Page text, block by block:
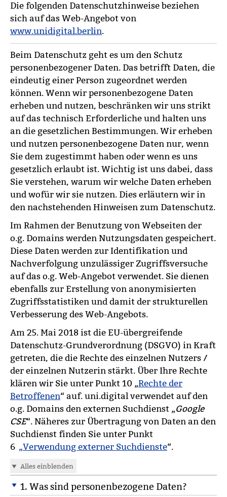
Die folgenden Datenschutzhinweise beziehen
sich auf das Web-Angebot von
www.unidigital.berlin.
Beim Datenschutz geht es um den Schutz
personenbezogener Daten. Das betrifft Daten, die
eindeutig einer Person zugeordnet werden
können. Wenn wir personenbezogene Daten
erheben und nutzen, beschränken wir uns strikt
auf das technisch Erforderliche und halten uns
an die gesetzlichen Bestimmungen. Wir erheben
und nutzen personenbezogene Daten nur, wenn
Sie dem zugestimmt haben oder wenn es uns
gesetzlich erlaubt ist. Wichtig ist uns dabei, dass
Sie verstehen, warum wir welche Daten erheben
und wofür wir sie nutzen. Dies erläutern wir in
den nachstehenden Hinweisen zum Datenschutz.
Im Rahmen der Benutzung von Webseiten der
o.g. Domains werden Nutzungsdaten gespeichert.
Diese Daten werden zur Identifikation und
Nachverfolgung unzulässiger Zugriffsversuche
auf das o.g. Web-Angebot verwendet. Sie dienen
ebenfalls zur Erstellung von anonymisierten
Zugriffsstatistiken und damit der strukturellen
Verbesserung des Web-Angebots.
Am 25. Mai 2018 ist die EU-übergreifende
Datenschutz-Grundverordnung (DSGVO) in Kraft
getreten, die die Rechte des einzelnen Nutzers /
der einzelnen Nutzerin stärkt. Über Ihre Rechte
klären wir Sie unter Punkt 10 „Rechte der
Betroffenen“ auf. uni.digital verwendet auf den
o.g. Domains den externen Suchdienst „Google
CSE“. Näheres zur Übertragung von Daten an den
Suchdienst finden Sie unter Punkt
6 „Verwendung externer Suchdienste“.
Alles einblenden
1. Was sind personenbezogene Daten?